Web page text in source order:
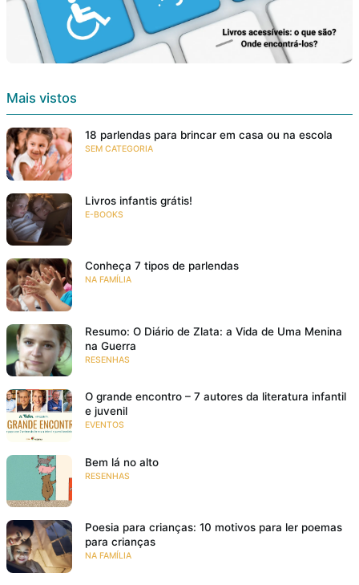
Mais vistos
18 parlendas para brincar em casa ou na escola
SEM CATEGORIA
Livros infantis grátis!
E-BOOKS
Conheça 7 tipos de parlendas
NA FAMÍLIA
Resumo: O Diário de Zlata: a Vida de Uma Menina
na Guerra
RESENHAS
O grande encontro – 7 autores da literatura infantil
e juvenil
EVENTOS
Bem lá no alto
RESENHAS
Poesia para crianças: 10 motivos para ler poemas
para crianças
NA FAMÍLIA